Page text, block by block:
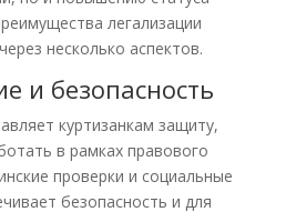
легализации
несколько аспектов.
и безопасность
куртизанкам защиту,
в рамках правового
проверки и социальные
безопасность и для